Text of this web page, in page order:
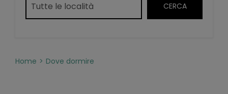
Home Dove dormire